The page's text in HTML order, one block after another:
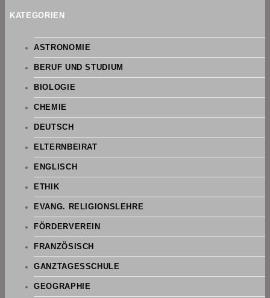
KATEGORIEN
ASTRONOMIE
BERUF UND STUDIUM
BIOLOGIE
CHEMIE
DEUTSCH
ELTERNBEIRAT
ENGLISCH
ETHIK
EVANG. RELIGIONSLEHRE
FÖRDERVEREIN
FRANZÖSISCH
GANZTAGESSCHULE
GEOGRAPHIE